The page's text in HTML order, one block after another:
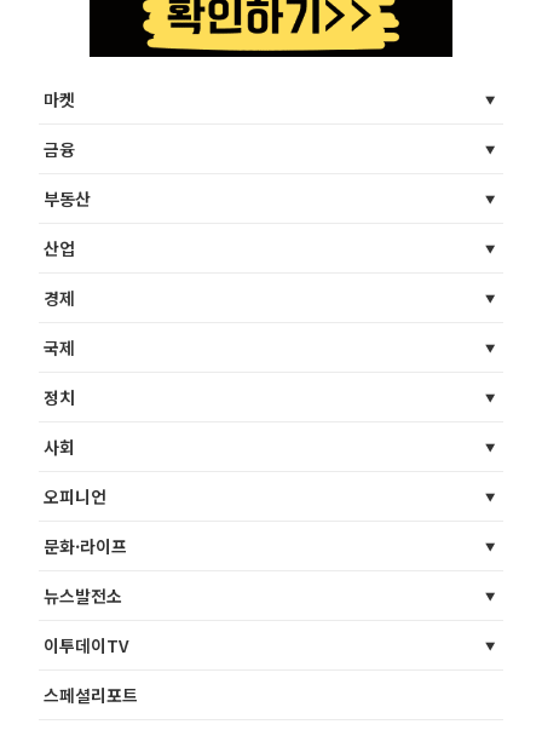
마켓
금융
부동산
산업
경제
국제
정치
사회
오피니언
문화·라이프
뉴스발전소
이투데이TV
스페셜리포트